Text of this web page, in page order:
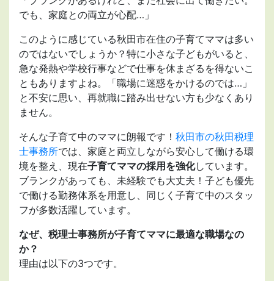
でも、家庭との両立が心配…」
このように感じている秋田市在住の子育てママは多い
のではないでしょうか？特に小さな子どもがいると、
急な発熱や学校行事などで仕事を休まざるを得ないこ
ともありますよね。「職場に迷惑をかけるのでは…」
と不安に思い、再就職に踏み出せない方も少なくあり
ません。
そんな子育て中のママに朗報です！ 秋田市の秋田税理
士事務所では、家庭と両立しながら安心して働ける環
境を整え、現在子育てママの採用を強化しています。
ブランクがあっても、未経験でも大丈夫！子ども優先
で働ける勤務体系を用意し、同じく子育て中のスタッ
フが多数活躍しています。
なぜ、税理士事務所が子育てママに最適な職場なの
か？
理由は以下の3つです。